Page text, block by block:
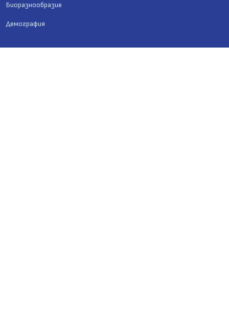
Биоразнообразие
Демография